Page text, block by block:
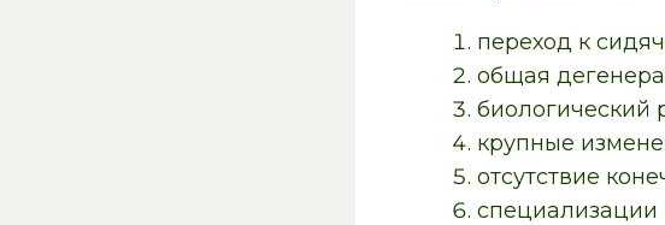
переход к
общая
биологический
крупные
отсутствие
специализации